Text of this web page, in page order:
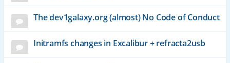
The dev1galaxy.org (almost) No Code of Conduct
Initramfs changes in Excalibur + refracta2usb